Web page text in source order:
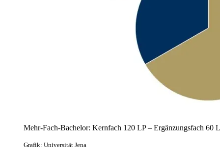
Mehr-Fach-Bachelor: Kernfach 120 LP – Ergänzungsfach 60
Grafik: Universität Jena